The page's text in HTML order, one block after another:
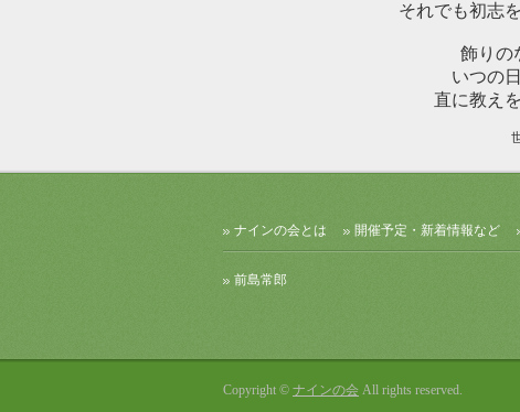
それでも初志
飾りの
いつの
直に教え
ナインの会とは 開催予定・新着情報など
前島常郎
Copyright © ナインの会 All rights reserved.